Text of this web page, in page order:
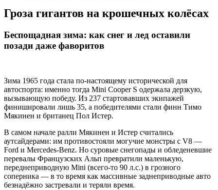
Гроза гигантов на крошечных колёсах
Беспощадная зима: как снег и лед оставили
позади даже фаворитов
Зима 1965 года стала по-настоящему исторической для
автоспорта: именно тогда Mini Cooper S одержала дерзкую,
вызывающую победу. Из 237 стартовавших экипажей
финишировали лишь 35, а победителями стали финн Тимо
Мякинен и британец Пол Истер.
В самом начале ралли Мякинен и Истер считались
аутсайдерами: им противостояли могучие монстры с V8 —
Ford и Mercedes-Benz. Но суровые снегопады и обледеневшие
перевалы Французских Альп превратили маленькую,
переднеприводную Mini (всего-то 90 л.с.) в грозного
соперника — в то время как массивные заднеприводные авто
безнадёжно застревали и теряли время.